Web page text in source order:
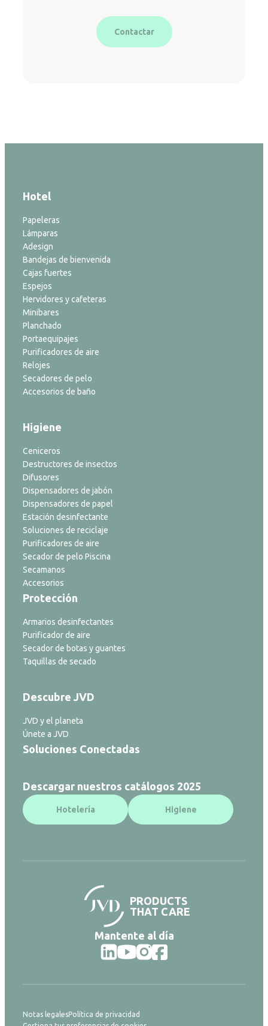
Contactar
Hotel
Papeleras
Lámparas
Adesign
Bandejas de bienvenida
Cajas fuertes
Espejos
Hervidores y cafeteras
Minibares
Planchado
Portaequipajes
Purificadores de aire
Relojes
Secadores de pelo
Accesorios de baño
Higiene
Ceniceros
Destructores de insectos
Difusores
Dispensadores de jabón
Dispensadores de papel
Estación desinfectante
Soluciones de reciclaje
Purificadores de aire
Secador de pelo Piscina
Secamanos
Accesorios
Protección
Armarios desinfectantes
Purificador de aire
Secador de botas y guantes
Taquillas de secado
Descubre JVD
JVD y el planeta
Únete a JVD
Soluciones Conectadas
Descargar nuestros catálogos 2025
Hotelería Higiene
PRODUCTS
THAT CARE
Mantente al día
Notas legalesPolítica de privacidad